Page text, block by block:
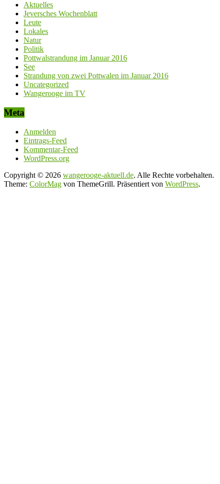
Aktuelles
Jeversches Wochenblatt
Leute
Lokales
Natur
Politik
Pottwalstrandung im Januar 2016
See
Strandung von zwei Pottwalen im Januar 2016
Uncategorized
Wangerooge im TV
Meta
Anmelden
Eintrags-Feed
Kommentar-Feed
WordPress.org
Copyright © 2026 wangerooge-aktuell.de. Alle Rechte vorbehalten.
Theme: ColorMag von ThemeGrill. Präsentiert von WordPress.